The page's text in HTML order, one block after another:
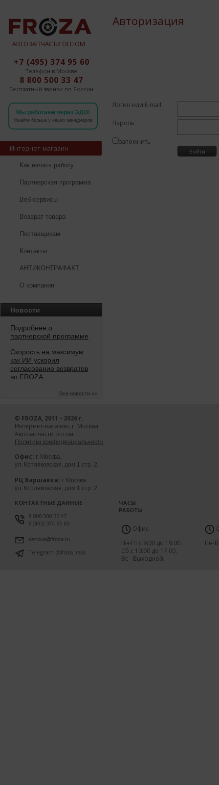
АВТОЗАПЧАСТИ ОПТОМ
+7 (495) 374 95 60
Телефон в Москве
8 800 500 33 47
Бесплатный звонок по России
Мы работаем через ЭДО!
Узнайте больше у наших менеджеров
Интернет-магазин
Как начать работу
Партнерская программа
Веб-сервисы
Возврат товара
Поставщикам
Контакты
АНТИКОНТРАФАКТ
О компании
Новости
Подробнее о
партнерской программе
Скорость на максимум:
как ИИ ускорил
согласование возвратов
во FROZA
Все новости >>
Авторизация
Логин или E-mail
Пароль
запомнить
© FROZA, 2011 - 2026 г.
Интернет-магазин. г. Москва
Автозапчасти оптом.
Политика конфиденциальности
Офис: г. Москва,
ул. Котляковская, дом 1 стр. 2
РЦ Варшавка: г. Москва,
ул. Котляковская, дом 1 стр. 2
КОНТАКТНЫЕ ДАННЫЕ
8 800 500 33 47
8 (495) 374 95 60
service@froza.ru
Telegram @froza_msk
ЧАСЫ
РАБОТЫ
Офис
Пн-Пт с 9:00 до 19:00
Сб с 10:00 до 17:00,
Вс - Выходной
Пн-